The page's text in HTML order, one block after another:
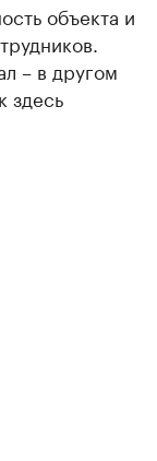
объекта и
– в другом
здесь